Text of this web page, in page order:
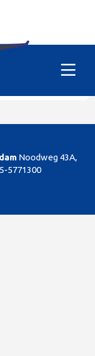
de
U kunt
Noodweg 43A,
5771300